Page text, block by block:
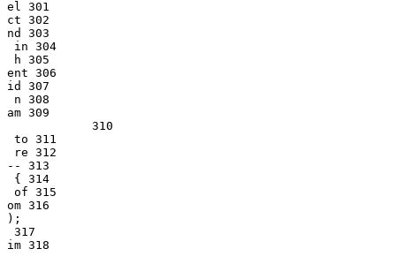
el 301
ct 302
nd 303
in 304
h 305
ent 306
id 307
n 308
am 309
            310
to 311
re 312
-- 313
{ 314
of 315
om 316
);
317
im 318